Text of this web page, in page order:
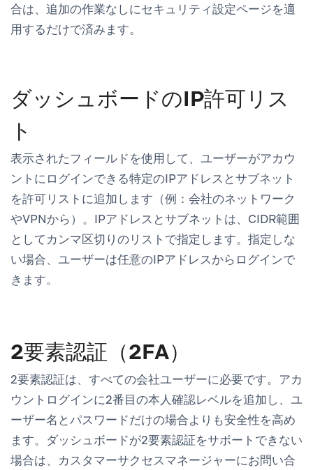
合は、追加の作業なしにセキュリティ設定ページを適
用するだけで済みます。
ダッシュボードのIP許可リス
ト
表示されたフィールドを使用して、ユーザーがアカウ
ントにログインできる特定のIPアドレスとサブネット
を許可リストに追加します（例：会社のネットワーク
やVPNから）。IPアドレスとサブネットは、CIDR範囲
としてカンマ区切りのリストで指定します。指定しな
い場合、ユーザーは任意のIPアドレスからログインで
きます。
2要素認証（2FA）
2要素認証は、すべての会社ユーザーに必要です。アカ
ウントログインに2番目の本人確認レベルを追加し、ユ
ーザー名とパスワードだけの場合よりも安全性を高め
ます。ダッシュボードが2要素認証をサポートできない
場合は、カスタマーサクセスマネージャーにお問い合